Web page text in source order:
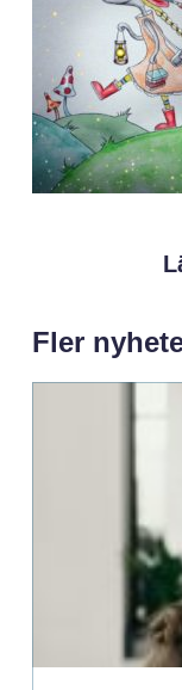
Fler